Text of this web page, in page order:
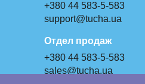
+380 44 583-5-583
support@tucha.ua
Отдел продаж
+380 44 583-5-583
sales@tucha.ua